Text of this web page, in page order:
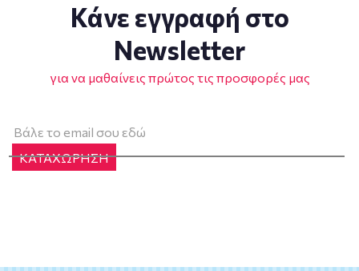
Κάνε εγγραφή στο
Newsletter
για να μαθαίνεις πρώτος τις προσφορές μας
ΚΑΤΑΧΩΡΗΣΗ